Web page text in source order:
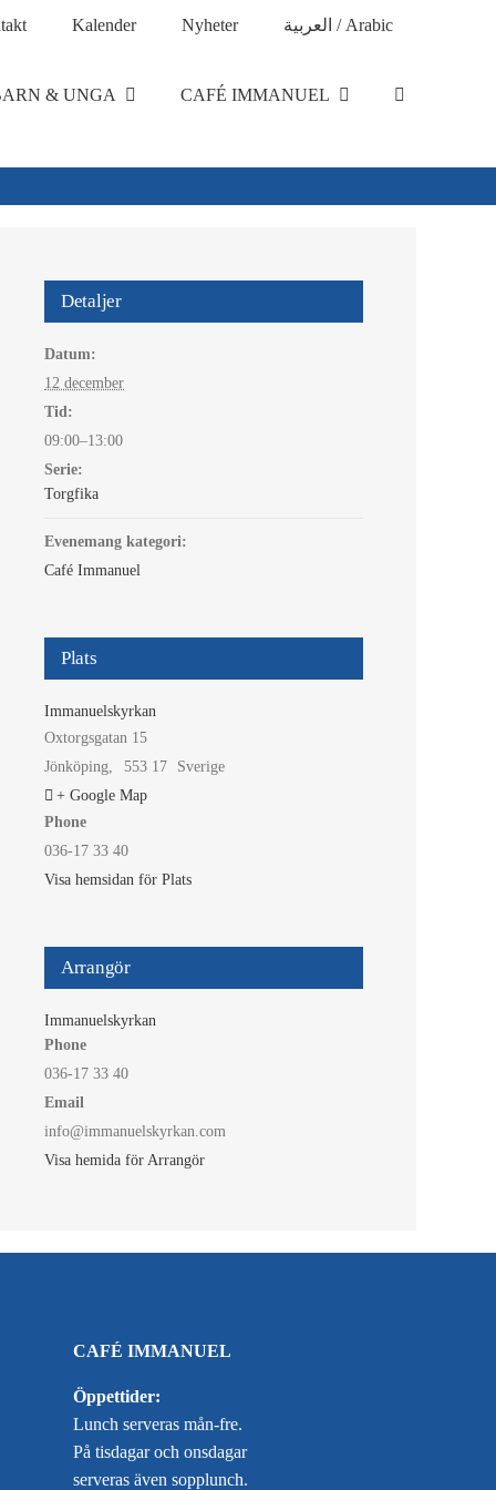
Kalender Nyheter العربية / Arabic
& UNGA CAFÉ IMMANUEL
Detaljer
Datum:
12 december
Tid:
09:00–13:00
Serie:
Torgfika
Evenemang kategori:
Café Immanuel
Plats
Immanuelskyrkan
Oxtorgsgatan 15
Jönköping, 553 17
Sverige
+ Google Map
Phone
036-17 33 40
Visa hemsidan för Plats
Arrangör
Immanuelskyrkan
Phone
036-17 33 40
Email
info@immanuelskyrkan.com
Visa hemida för Arrangör
CAFÉ IMMANUEL
Öppettider:
Lunch serveras mån-fre.
På tisdagar och onsdagar
serveras även sopplunch.